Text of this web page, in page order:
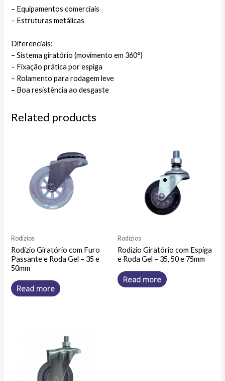
– Equipamentos comerciais
– Estruturas metálicas
Diferenciais:
– Sistema giratório (movimento em 360°)
– Fixação prática por espiga
– Rolamento para rodagem leve
– Boa resistência ao desgaste
Related products
Rodízios
Rodízio Giratório com Furo
Passante e Roda Gel – 35 e
50mm
Read more
Rodízios
Rodízio Giratório com Espiga
e Roda Gel – 35, 50 e 75mm
Read more